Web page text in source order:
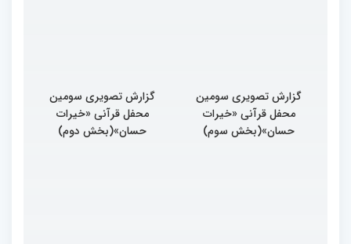
گزارش تصویری سومین
محفل قرآنی «خیرات
حسان»(بخش سوم)
گزارش تصویری سومین
محفل قرآنی «خیرات
حسان»(بخش دوم)